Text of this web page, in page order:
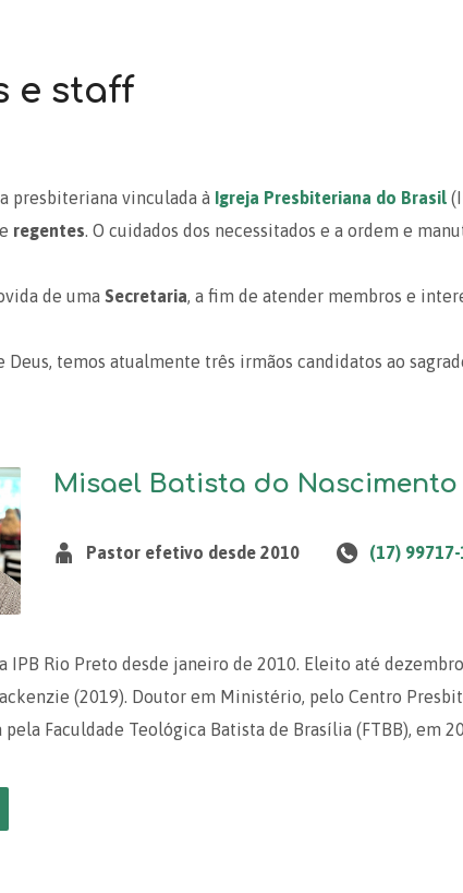
e staff
presbiteriana vinculada à Igreja Presbiteriana do Brasil
regentes. O cuidados dos necessitados e a ordem e
de uma Secretaria, a fim de atender membros e
Deus, temos atualmente três irmãos candidatos ao
Misael Batista do Nascimento
Pastor efetivo desde 2010 (17)
IPB Rio Preto desde janeiro de 2010. Eleito até
(2019). Doutor em Ministério, pelo Centro
Faculdade Teológica Batista de Brasília (FTBB), em